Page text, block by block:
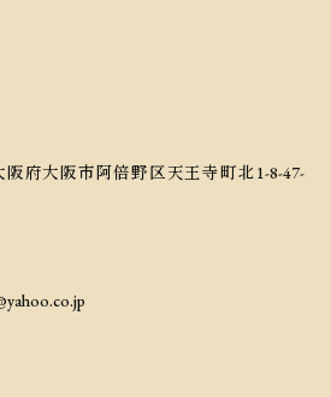
阪府大阪市阿倍野区天王寺町北1-8-47-